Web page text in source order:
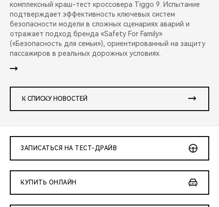
комплексный краш-тест кроссовера Tiggo 9. Испытание
подтверждает эффективность ключевых систем
безопасности модели в сложных сценариях аварий и
отражает подход бренда «Safety For Family»
(«Безопасность для семьи»), ориентированный на защиту
пассажиров в реальных дорожных условиях.
К СПИСКУ НОВОСТЕЙ
ЗАПИСАТЬСЯ НА ТЕСТ-ДРАЙВ
КУПИТЬ ОНЛАЙН